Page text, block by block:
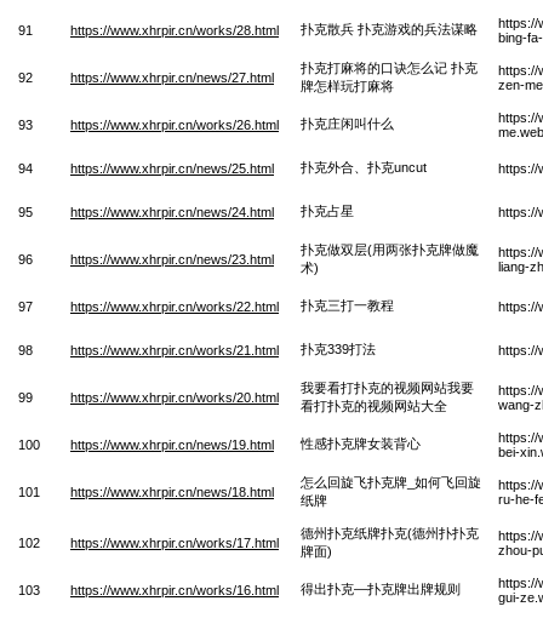
91 https://www.xhrpir.cn/works/28.html 扑克散兵 扑克游戏的兵法谋略
https://
bing-
92 https://www.xhrpir.cn/news/27.html
扑克打麻将的口诀怎么记 扑克
牌怎样玩打麻将
https://
zen-
93 https://www.xhrpir.cn/works/26.html 扑克庄闲叫什么
https://
94 https://www.xhrpir.cn/news/25.html 扑克外合、扑克uncut https://
95 https://www.xhrpir.cn/news/24.html 扑克占星 https://
96 https://www.xhrpir.cn/news/23.html
扑克做双层(用两张扑克牌做魔
术)
https://
liang-
97 https://www.xhrpir.cn/works/22.html 扑克三打一教程 https://
98 https://www.xhrpir.cn/works/21.html 扑克339打法 https://
99 https://www.xhrpir.cn/works/20.html
我要看打扑克的视频网站我要
看打扑克的视频网站大全
https://
wang-
100 https://www.xhrpir.cn/news/19.html 性感扑克牌女装背心
https://
bei-
101 https://www.xhrpir.cn/news/18.html
怎么回旋飞扑克牌_如何飞回旋
纸牌
https://
ru-he-
102 https://www.xhrpir.cn/works/17.html
德州扑克纸牌扑克(德州扑扑克
牌面)
https://
zhou-
103 https://www.xhrpir.cn/works/16.html 得出扑克—扑克牌出牌规则
https://
gui-